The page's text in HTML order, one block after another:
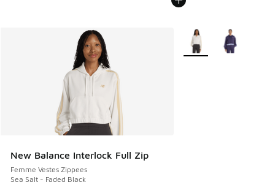
New Balance Interlock Full Zip
Femme Vestes Zippees
Sea Salt - Faded Black
Plus de couleurs